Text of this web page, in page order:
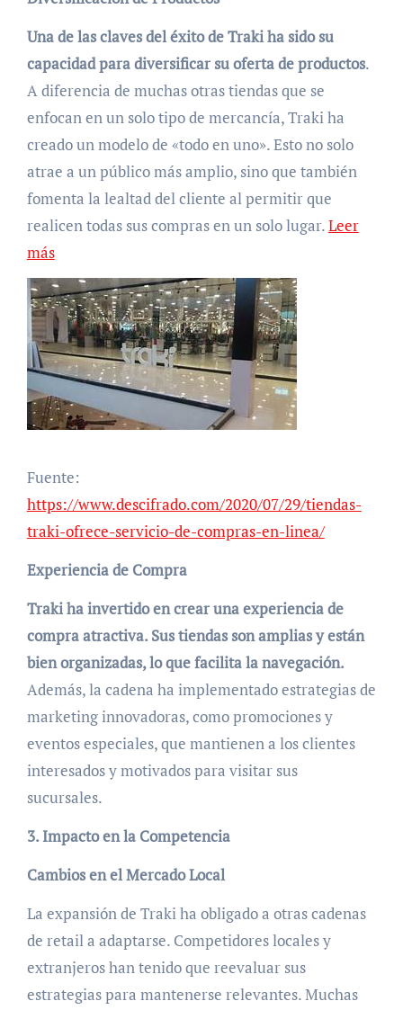
Una de las claves del éxito de Traki ha sido su
capacidad para diversificar su oferta de productos.
A diferencia de muchas otras tiendas que se
enfocan en un solo tipo de mercancía, Traki ha
creado un modelo de «todo en uno». Esto no solo
atrae a un público más amplio, sino que también
fomenta la lealtad del cliente al permitir que
realicen todas sus compras en un solo lugar.Leer
más
Fuente:
https://www.descifrado.com/2020/07/29/tiendas-
traki-ofrece-servicio-de-compras-en-linea/
Experiencia de Compra
Traki ha invertido en crear una experiencia de
compra atractiva. Sus tiendas son amplias y están
bien organizadas, lo que facilita la navegación.
Además, la cadena ha implementado estrategias de
marketing innovadoras, como promociones y
eventos especiales, que mantienen a los clientes
interesados y motivados para visitar sus
sucursales.
3. Impacto en la Competencia
Cambios en el Mercado Local
La expansión de Traki ha obligado a otras cadenas
de retail a adaptarse. Competidores locales y
extranjeros han tenido que reevaluar sus
estrategias para mantenerse relevantes. Muchas